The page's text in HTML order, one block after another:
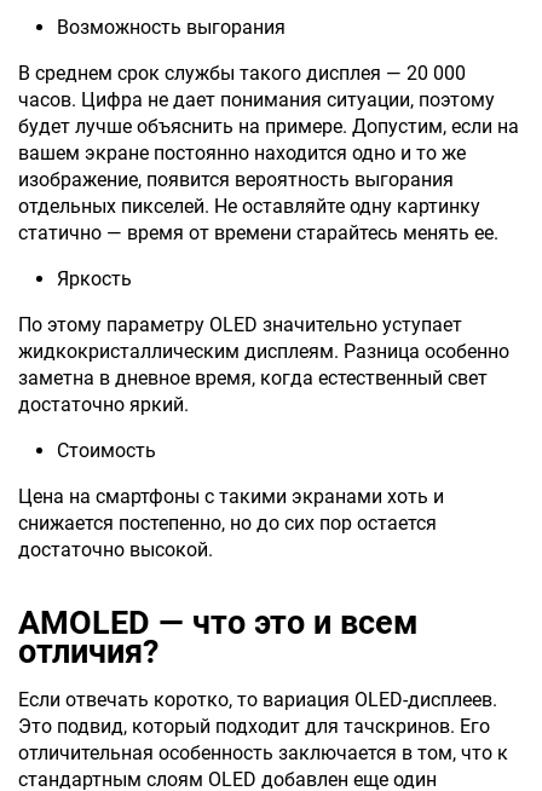
Возможность выгорания
В среднем срок службы такого дисплея — 20 000
часов. Цифра не дает понимания ситуации, поэтому
будет лучше объяснить на примере. Допустим, если на
вашем экране постоянно находится одно и то же
изображение, появится вероятность выгорания
отдельных пикселей. Не оставляйте одну картинку
статично — время от времени старайтесь менять ее.
Яркость
По этому параметру OLED значительно уступает
жидкокристаллическим дисплеям. Разница особенно
заметна в дневное время, когда естественный свет
достаточно яркий.
Стоимость
Цена на смартфоны с такими экранами хоть и
снижается постепенно, но до сих пор остается
достаточно высокой.
AMOLED — что это и всем
отличия?
Если отвечать коротко, то вариация OLED-дисплеев.
Это подвид, который подходит для тачскринов. Его
отличительная особенность заключается в том, что к
стандартным слоям OLED добавлен еще один